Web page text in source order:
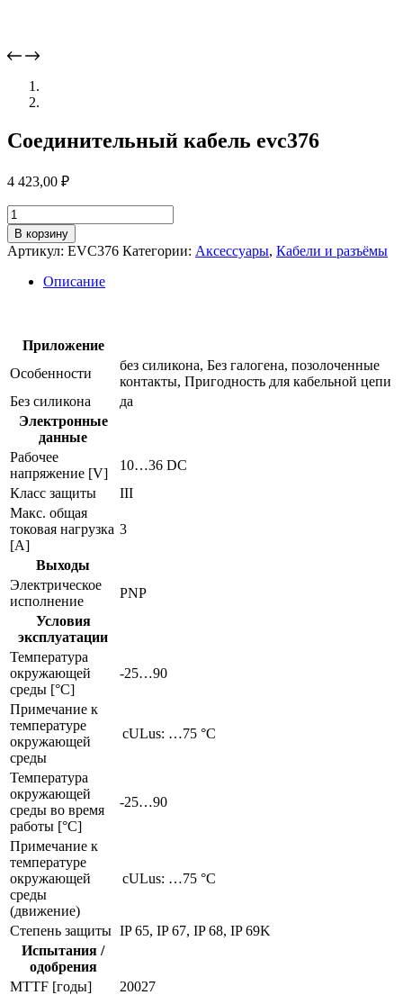
Соединительный кабель evc376
4 423,00 ₽
Количество
товара
Соединительный
кабель
evc376
В корзину
Артикул: EVC376 Категории: Аксессуары, Кабели и разъёмы
Описание
Приложение
Особенности
без силикона, Без галогена, позолоченные
контакты, Пригодность для кабельной цепи
Без силикона
да
Электронные
данные
Рабочее
напряжение [V]
10…36 DC
Класс защиты
III
Макс. общая
токовая нагрузка
[A]
3
Выходы
Электрическое
исполнение
PNP
Условия
эксплуатации
Температура
окружающей
среды [°C]
-25…90
Примечание к
температуре
окружающей
среды
cULus: …75 °C
Температура
окружающей
среды во время
работы [°C]
-25…90
Примечание к
температуре
окружающей
среды
(движение)
cULus: …75 °C
Степень защиты IP 65, IP 67, IP 68, IP 69K
Испытания /
одобрения
MTTF [годы]
20027